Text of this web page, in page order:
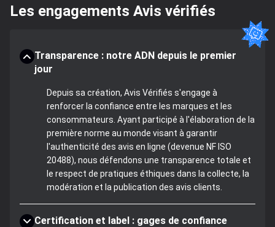
Les engagements Avis vérifiés
Transparence : notre ADN depuis le premier
jour
Depuis sa création, Avis Vérifiés s'engage à
renforcer la confiance entre les marques et les
consommateurs. Ayant participé à l'élaboration de la
première norme au monde visant à garantir
l'authenticité des avis en ligne (devenue NF ISO
20488), nous défendons une transparence totale et
le respect de pratiques éthiques dans la collecte, la
modération et la publication des avis clients.
Certification et label : gages de confiance